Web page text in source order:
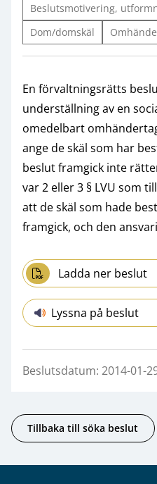
Beslutsmotivering,
Dom/domskäl
En förvaltningsrätts
underställning av en
omedelbart
ange de skäl som har
beslut framgick inte
var 2 eller 3 § LVU som
att de skäl som hade
framgick, och den
Ladda ner beslut
Lyssna på beslut
Beslutsdatum: 2014-01-
Tillbaka till söka beslut